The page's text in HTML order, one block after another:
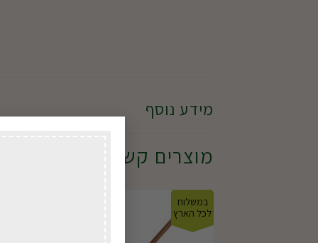
מידע נוסף
מוצרים קשורים
במשלוח
לכל הארץ